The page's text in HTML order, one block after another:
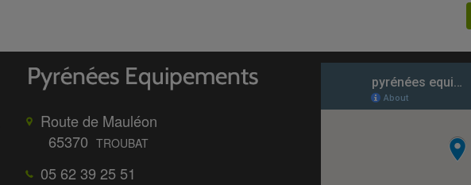
Route de Mauléon
65370 TROUBAT
05 62 39 25 51